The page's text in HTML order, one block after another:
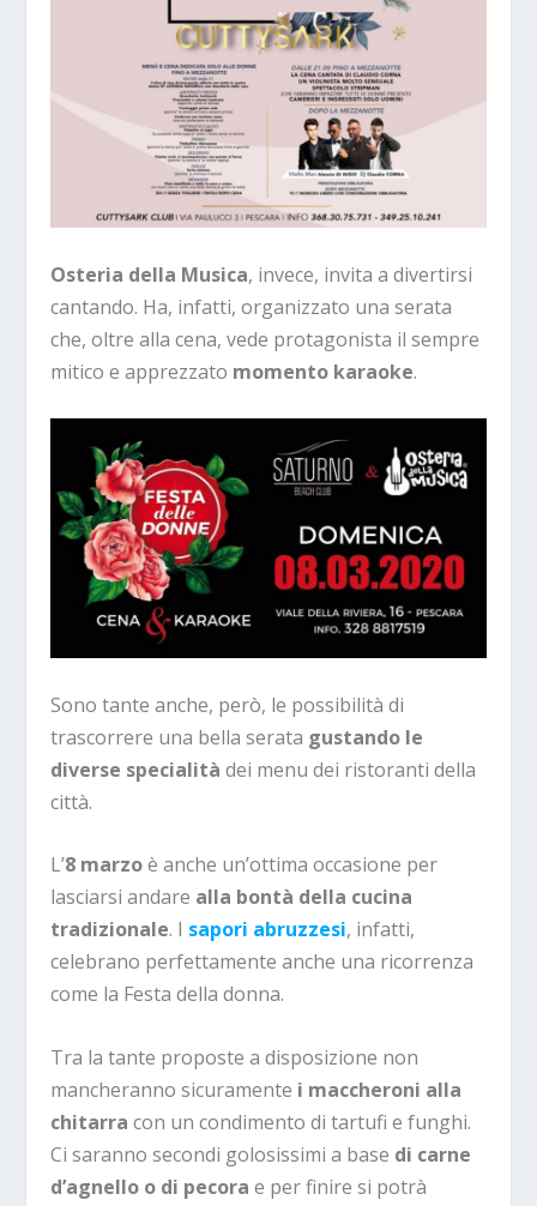
Osteria della Musica, invece, invita a divertirsi
cantando. Ha, infatti, organizzato una serata
che, oltre alla cena, vede protagonista il sempre
mitico e apprezzato momento karaoke.
Sono tante anche, però, le possibilità di
trascorrere una bella serata gustando le
diverse specialità dei menu dei ristoranti della
città.
L’8 marzoè anche un’ottima occasione per
lasciarsi andare alla bontà della cucina
tradizionale. I sapori abruzzesi, infatti,
celebrano perfettamente anche una ricorrenza
come la Festa della donna.
Tra la tante proposte a disposizione non
mancheranno sicuramente i maccheroni alla
chitarra con un condimento di tartufi e funghi.
Ci saranno secondi golosissimi a base di carne
d’agnello o di pecora e per finire si potrà